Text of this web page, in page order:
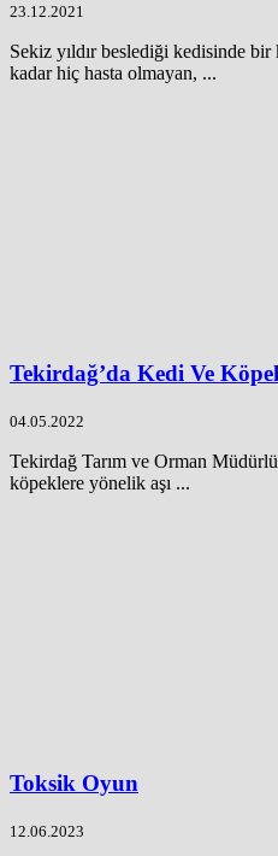
23.12.2021
Sekiz yıldır beslediği kedisinde
kadar hiç hasta olmayan, ...
Tekirdağ’da Kedi Ve
04.05.2022
Tekirdağ Tarım ve Orman
köpeklere yönelik aşı ...
Toksik Oyun
12.06.2023